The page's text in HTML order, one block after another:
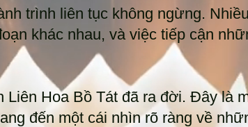
trình liên tục không ngừng.
khác nhau, và việc tiếp cận
Hoa Bồ Tát đã ra đời. Đây là
đến một cái nhìn rõ ràng về